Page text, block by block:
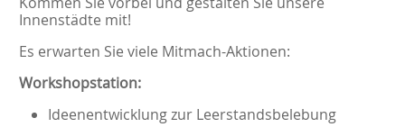
Innenstädte mit!
Es erwarten Sie viele Mitmach-Aktionen:
Workshopstation:
Ideenentwicklung zur Leerstandsbelebung